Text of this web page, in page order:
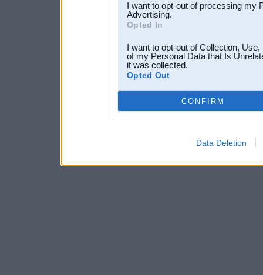
I want to opt-out of processing my
Advertising.
Opted In
I want to opt-out of Collection,
of my Personal Data that Is
it was collected.
Opted Out
CONFIRM
Data Deletion